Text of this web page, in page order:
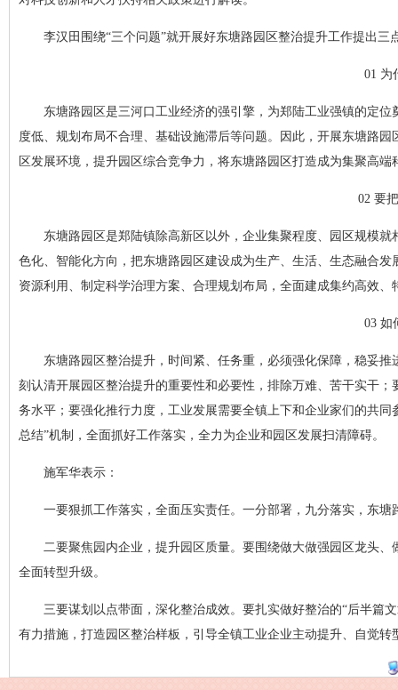
李汉田围绕“三个问题”就开展好东塘路园区整治提升工作提出三
01 为
东塘路园区是三河口工业经济的强引擎，为郑陆工业强镇的定
度低、规划布局不合理、基础设施滞后等问题。因此，开展东塘路
区发展环境，提升园区综合竞争力，将东塘路园区打造成为集聚高
02 要
东塘路园区是郑陆镇除高新区以外，企业集聚程度、园区规模
色化、智能化方向，把东塘路园区建设成为生产、生活、生态融合
资源利用、制定科学治理方案、合理规划布局，全面建成集约高效、
03 如
东塘路园区整治提升，时间紧、任务重，必须强化保障，稳妥
刻认清开展园区整治提升的重要性和必要性，排除万难、苦干实干
务水平；要强化推行力度，工业发展需要全镇上下和企业家们的共
总结”机制，全面抓好工作落实，全力为企业和园区发展扫清障碍。
施军华表示：
一要狠抓工作落实，全面压实责任。一分部署，九分落实，东
二要聚焦园内企业，提升园区质量。要围绕做大做强园区龙头
全面转型升级。
三要谋划以点带面，深化整治成效。要扎实做好整治的“后半篇
有力措施，打造园区整治样板，引导全镇工业企业主动提升、自觉转